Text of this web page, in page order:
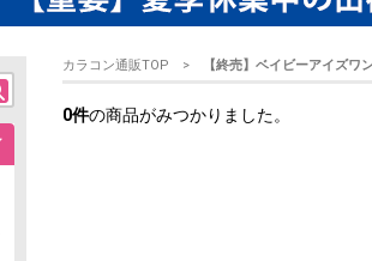
カラコン通販TOP 【終売】ベイビーアイズワ
0件の商品がみつかりました。